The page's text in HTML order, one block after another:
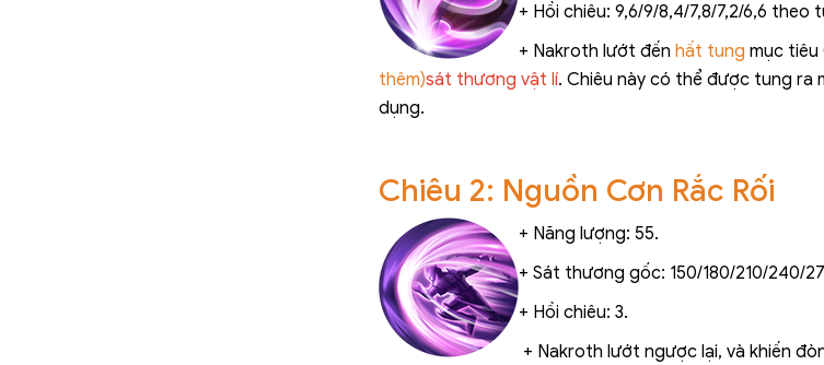
+ Hồi chiêu: 9,6/9/8,4/7,8/7,2/6,6 theo
+ Nakroth lướt đến hất tung mục tiêu
thêm)sát thương vật lí. Chiêu này có thể được tung ra
dụng.
Chiêu 2: Nguồn Cơn Rắc Rối
+ Năng lượng: 55.
+ Sát thương gốc: 150/180/210/240/
+ Hồi chiêu: 3.
+ Nakroth lướt ngược lại, và khiến